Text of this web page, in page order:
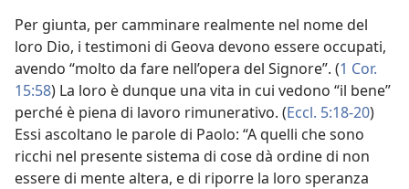
Per giunta, per camminare realmente nel nome del
loro Dio, i testimoni di Geova devono essere occupati,
avendo “molto da fare nell’opera del Signore”. (1 Cor.
15:58) La loro è dunque una vita in cui vedono “il bene”
perché è piena di lavoro rimunerativo. (Eccl. 5:18-20)
Essi ascoltano le parole di Paolo: “A quelli che sono
ricchi nel presente sistema di cose dà ordine di non
essere di mente altera, e di riporre la loro speranza